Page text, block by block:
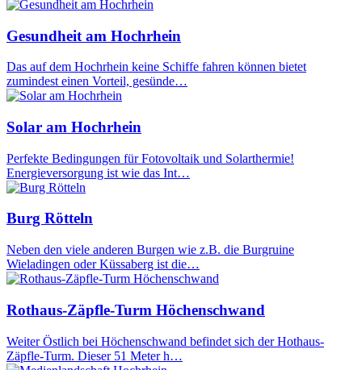
Gesundheit am Hochrhein
Das auf dem Hochrhein keine Schiffe fahren können bietet
zumindest einen Vorteil, gesünde…
Solar am Hochrhein
Perfekte Bedingungen für Fotovoltaik und Solarthermie!
Energieversorgung ist wie das Int…
Burg Rötteln
Neben den viele anderen Burgen wie z.B. die Burgruine
Wieladingen oder Küssaberg ist die…
Rothaus-Zäpfle-Turm Höchenschwand
Weiter Östlich bei Höchenschwand befindet sich der Hothaus-
Zäpfle-Turm. Dieser 51 Meter h…